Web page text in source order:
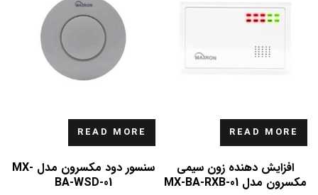
READ MORE
افزایش دهنده زون سیمی
مکسرون مدل MX-BA-RXB-01
READ MORE
سنسور دود مکسرون مدل MX-
BA-WSD-01